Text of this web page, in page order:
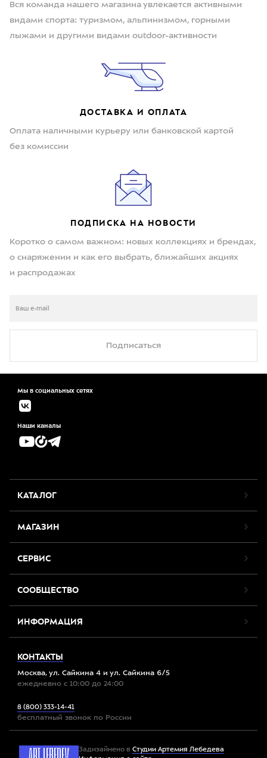
Вся команда нашего магазина увлекается активными
видами спорта: туризмом, альпинизмом, горными
лыжами и другими видами outdoor-активности
ДОСТАВКА И ОПЛАТА
Оплата наличными курьеру или банковской картой
без комиссии
ПОДПИСКА НА НОВОСТИ
Коротко о самом важном: новых коллекциях и брендах,
о снаряжении и как его выбрать, ближайших акциях
и распродажах
Подписаться
Мы в социальных сетях
Наши каналы
КАТАЛОГ
МАГАЗИН
СЕРВИС
СООБЩЕСТВО
ИНФОРМАЦИЯ
КОНТАКТЫ
Москва, ул. Сайкина 4 и ул. Сайкина 6/5
ежедневно с 10:00 до 24:00
8 (800) 333-14-41
бесплатный звонок по России
Задизайнено в Студии Артемия Лебедева